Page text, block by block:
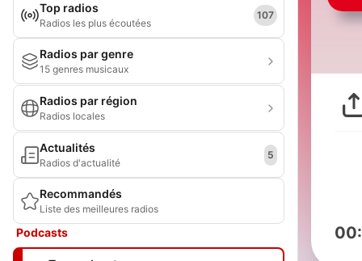
Top radios
Radios les plus écoutées
107
Radios par genre
15 genres musicaux
Radios par région
Radios locales
Actualités
Radios d'actualité
5
Recommandés
Liste des meilleures radios
Podcasts